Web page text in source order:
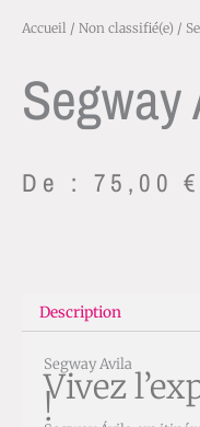
Accueil / Non classifié(e) /
Segway
De : 75,00€
Description
Segway Avila
Vivez
!